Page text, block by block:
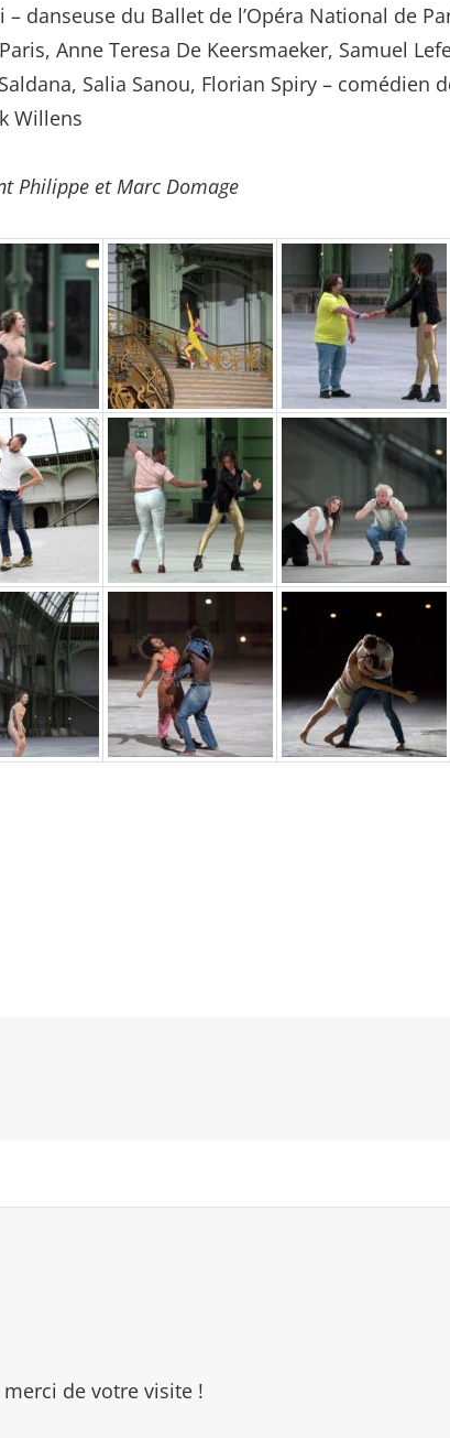
danseuse du Ballet de l’Opéra National de
Anne Teresa De Keersmaeker, Samuel
Salia Sanou, Florian Spiry – comédien
Willens
Philippe et Marc Domage
merci de votre visite !